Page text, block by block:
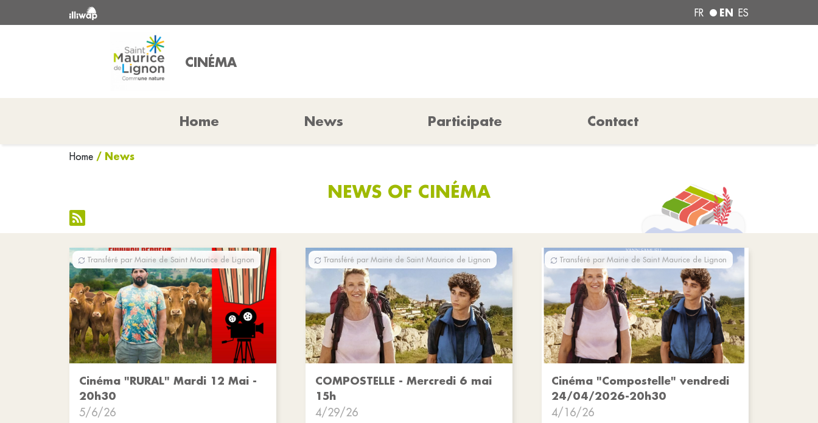
FR EN ES
CINÉMA
Home News Participate Contact
Home / News
NEWS OF CINÉMA
Transféré par Mairie de Saint Maurice de Lignon
Cinéma "RURAL" Mardi 12 Mai -
20h30
5/6/26
Transféré par Mairie de Saint Maurice de Lignon
COMPOSTELLE - Mercredi 6 mai
15h
4/29/26
Transféré par Mairie de Saint Maurice de Lignon
Cinéma "Compostelle" vendredi
24/04/2026-20h30
4/16/26